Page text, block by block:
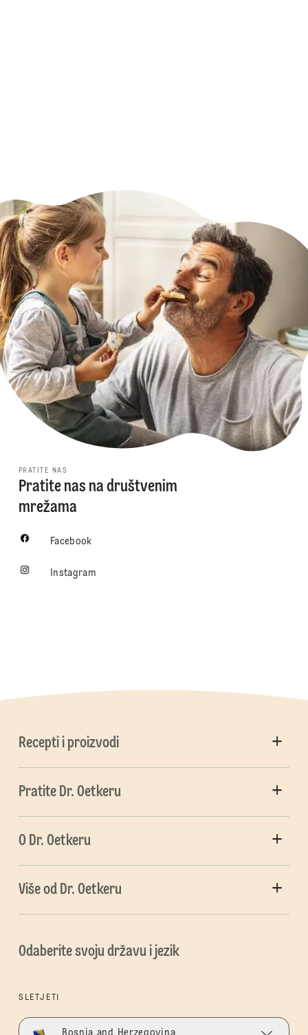
PRATITE NAS
Pratite nas na društvenim
mrežama
Facebook
Instagram
Recepti i proizvodi
Pratite Dr. Oetkeru
O Dr. Oetkeru
Više od Dr. Oetkeru
Odaberite svoju državu i jezik
SLETJETI